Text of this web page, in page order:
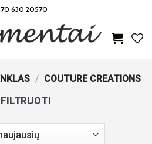
630 20570
/ COUTURE CREATIONS
FILTRUOTI